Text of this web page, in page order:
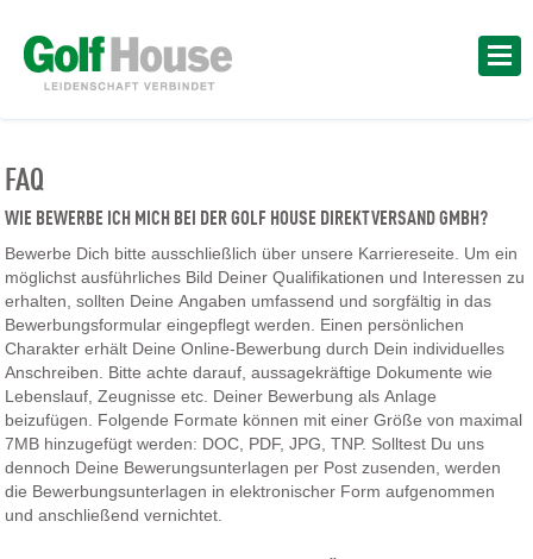
FAQ
WIE BEWERBE ICH MICH BEI DER GOLF HOUSE DIREKTVERSAND GMBH?
Bewerbe Dich bitte ausschließlich über unsere Karriereseite. Um ein
möglichst ausführliches Bild Deiner Qualifikationen und Interessen zu
erhalten, sollten Deine Angaben umfassend und sorgfältig in das
Bewerbungsformular eingepflegt werden. Einen persönlichen
Charakter erhält Deine Online-Bewerbung durch Dein individuelles
Anschreiben. Bitte achte darauf, aussagekräftige Dokumente wie
Lebenslauf, Zeugnisse etc. Deiner Bewerbung als Anlage
beizufügen. Folgende Formate können mit einer Größe von maximal
7MB hinzugefügt werden: DOC, PDF, JPG, TNP. Solltest Du uns
dennoch Deine Bewerungsunterlagen per Post zusenden, werden
die Bewerbungsunterlagen in elektronischer Form aufgenommen
und anschließend vernichtet.